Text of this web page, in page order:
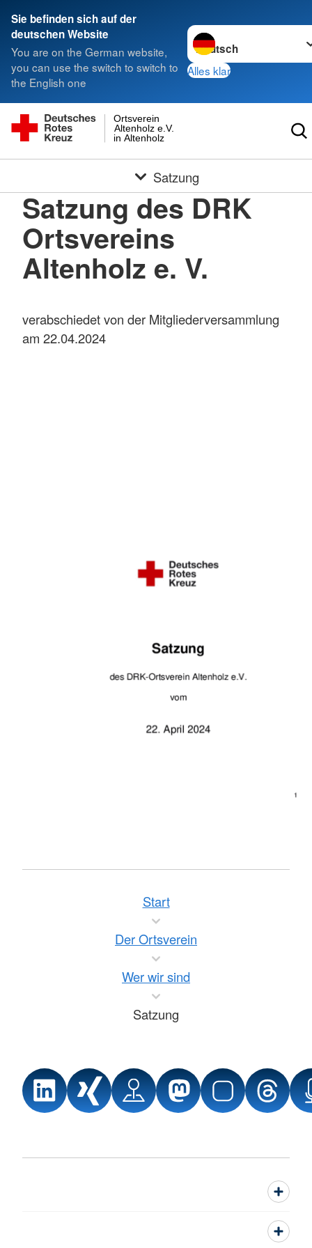
Sie befinden sich auf der
deutschen Website
You are on the German website,
you can use the switch to switch to
the English one
Sprache wechseln zu
Alles klar
in Altenholz
Altenholz e.V.
Ortsverein
Satzung
Satzung des DRK
Ortsvereins
Altenholz e. V.
verabschiedet von der Mitgliederversammlung
am 22.04.2024
Start
Der Ortsverein
Wer wir sind
Satzung